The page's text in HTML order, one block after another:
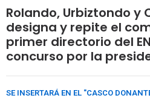
Rolando, Urbiztondo y
designa y repite el
primer directorio del
concurso por la
SE INSERTARÁ EN EL "CASCO